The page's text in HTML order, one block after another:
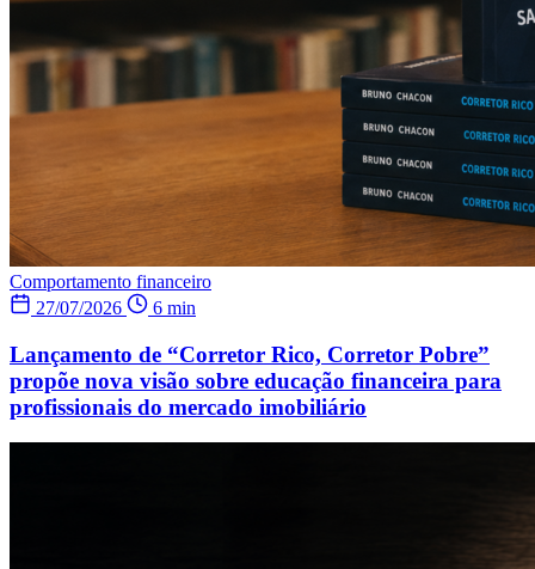
Comportamento financeiro
27/07/2026
6 min
Lançamento de “Corretor Rico, Corretor Pobre”
propõe nova visão sobre educação financeira para
profissionais do mercado imobiliário